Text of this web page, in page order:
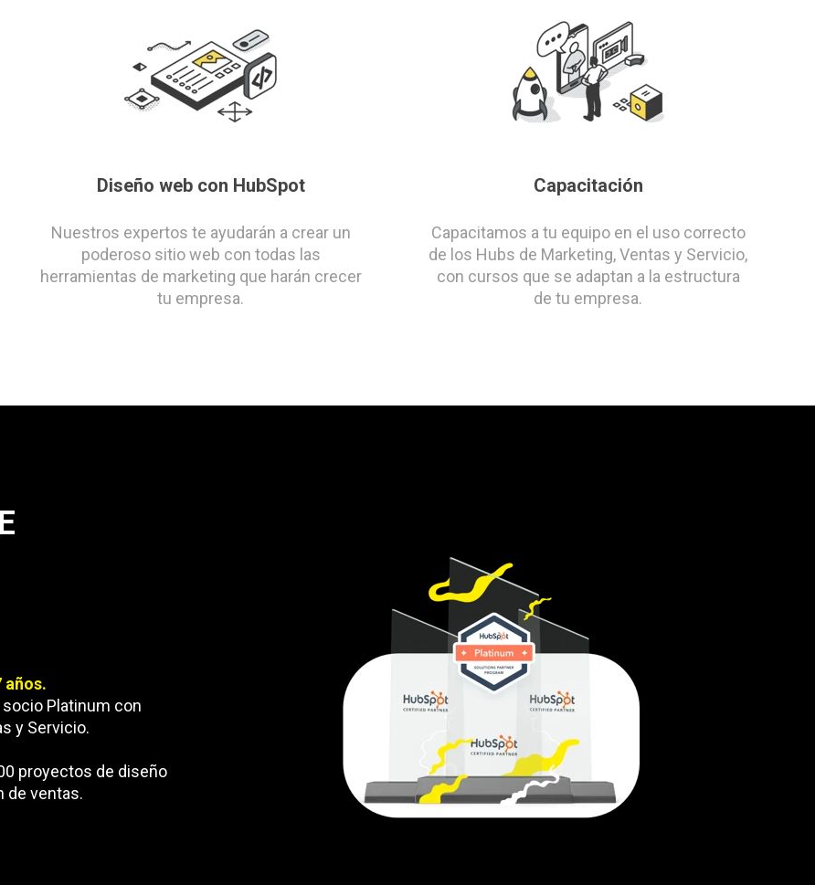
Diseño web con HubSpot
Nuestros expertos te ayudarán a crear un
poderoso sitio web con todas las
herramientas de marketing que harán crecer
tu empresa.
Capacitación
Capacitamos a tu equipo en el uso correcto
de los Hubs de Marketing, Ventas y Servicio,
con cursos que se adaptan a la estructura
de tu empresa.
años.
Platinum con
y Servicio.
proyectos de diseño
de ventas.